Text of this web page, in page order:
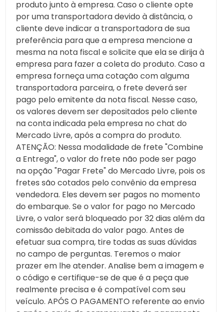
produto junto à empresa. Caso o cliente opte
por uma transportadora devido à distância, o
cliente deve indicar a transportadora de sua
preferência para que a empresa mencione a
mesma na nota fiscal e solicite que ela se dirija à
empresa para fazer a coleta do produto. Caso a
empresa forneça uma cotação com alguma
transportadora parceira, o frete deverá ser
pago pelo emitente da nota fiscal. Nesse caso,
os valores devem ser depositados pelo cliente
na conta indicada pela empresa no chat do
Mercado Livre, após a compra do produto.
ATENÇÃO: Nessa modalidade de frete "Combine
a Entrega", o valor do frete não pode ser pago
na opção "Pagar Frete" do Mercado Livre, pois os
fretes são cotados pelo convênio da empresa
vendedora. Eles devem ser pagos no momento
do embarque. Se o valor for pago no Mercado
Livre, o valor será bloqueado por 32 dias além da
comissão debitada do valor pago. Antes de
efetuar sua compra, tire todas as suas dúvidas
no campo de perguntas. Teremos o maior
prazer em lhe atender. Analise bem a imagem e
o código e certifique-se de que é a peça que
realmente precisa e é compatível com seu
veículo. APÓS O PAGAMENTO referente ao envio